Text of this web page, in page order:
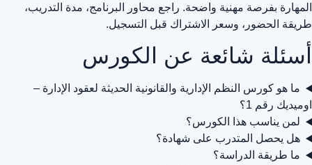
المهارة بفرصة مهنية واضحة. راجع محاور البرنامج، مدة التدريب،
طريقة الحضور، وسعر الاشتراك قبل التسجيل.
أسئلة شائعة عن الكورس
ما هو كورس النظم الإدارية والقانونية الحديثة لعقود الإدارة –
اوميديك رقم 1؟
لمن يناسب هذا الكورس؟
هل يحصل المتدرب على شهادة؟
ما طريقة الدراسة؟